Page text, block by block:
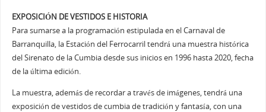
EXPOSICIÓN DE VESTIDOS E HISTORIA
Para sumarse a la programación estipulada en el Carnaval de
Barranquilla, la Estación del Ferrocarril tendrá una muestra histórica
del Sirenato de la Cumbia desde sus inicios en 1996 hasta 2020, fecha
de la última edición.
La muestra, además de recordar a través de imágenes, tendrá una
exposición de vestidos de cumbia de tradición y fantasía, con una